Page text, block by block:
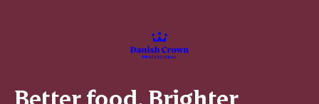
Better food. Brighter